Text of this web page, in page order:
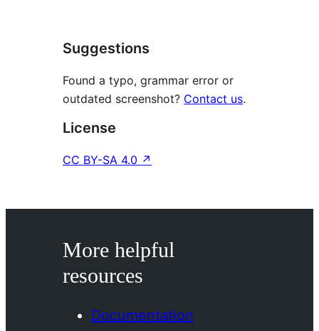
Suggestions
Found a typo, grammar error or
outdated screenshot? Contact us.
License
CC BY-SA 4.0 ↗
More helpful
resources
Documentation